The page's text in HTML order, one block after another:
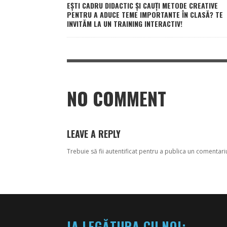
EȘTI CADRU DIDACTIC ȘI CAUȚI METODE CREATIVE
PENTRU A ADUCE TEME IMPORTANTE ÎN CLASĂ? TE
INVITĂM LA UN TRAINING INTERACTIV!
NO COMMENT
LEAVE A REPLY
Trebuie să fii autentificat pentru a publica un